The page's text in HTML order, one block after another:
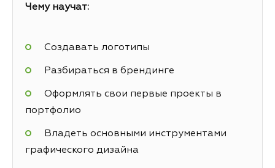
Чему научат:
Создавать логотипы
Разбираться в брендинге
Оформлять свои первые проекты в
портфолио
Владеть основными инструментами
графического дизайна